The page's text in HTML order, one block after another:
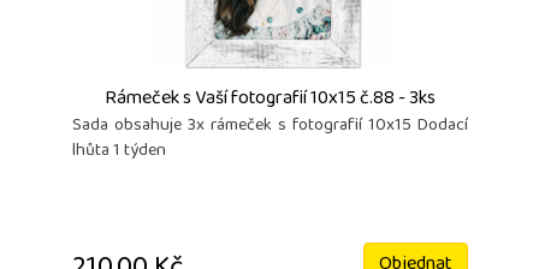
Rámeček s Vaší fotografií 10x15 č.88 - 3ks
Sada obsahuje 3x rámeček s fotografií 10x15 Dodací
lhůta 1 týden